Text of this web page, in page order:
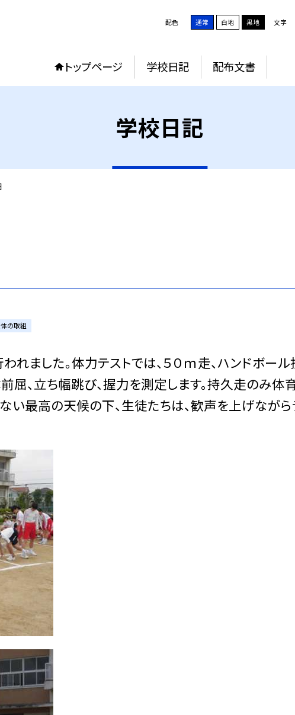
配色 通常 白地 黒地 文字
トップページ 学校日記 配布文書
学校日記
の取組
れました。体力テストでは、５０ｍ走、ハンドボール
屈、立ち幅跳び、握力を測定します。持久走のみ体
い最高の天候の下、生徒たちは、歓声を上げながら